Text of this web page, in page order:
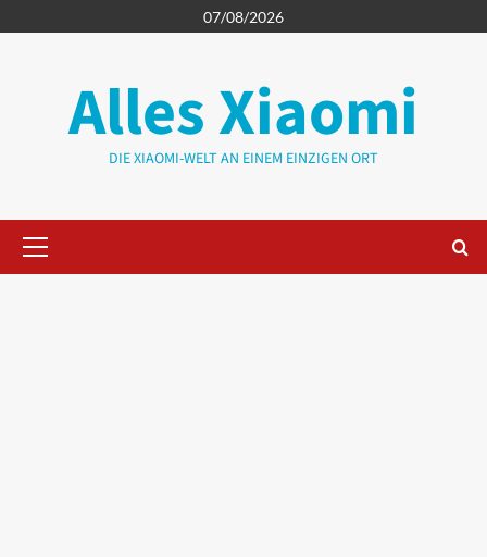
Inhalt
07/08/2026
Alles Xiaomi
DIE XIAOMI-WELT AN EINEM EINZIGEN ORT
Menü